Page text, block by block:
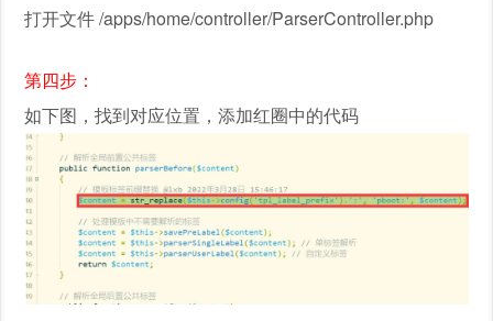
打开文件 /apps/home/controller/ParserController.php
第四步：
如下图，找到对应位置，添加红圈中的代码